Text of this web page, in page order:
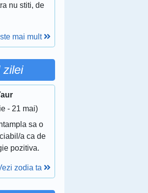
nu stiti, de
mai mult
zilei
- 21 mai)
sa o
a ca de
pozitiva.
zodia ta